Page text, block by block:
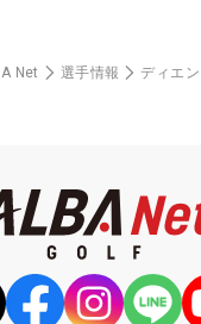
Net 選手情報 ディエ